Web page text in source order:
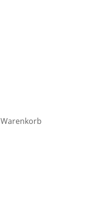
Warenkorb